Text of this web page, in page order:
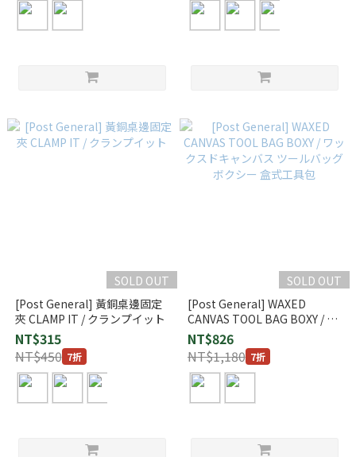
SOLD OUT
[Post General] 黃銅桌邊固定
夾 CLAMP IT / クランプイット
NT$315
NT$450 7折
SOLD OUT
[Post General] WAXED
CANVAS TOOL BAG BOXY / ワ
ックスドキャンバス ツールバ
ッグ ボクシー 盒式工具包
NT$826
NT$1,180 7折